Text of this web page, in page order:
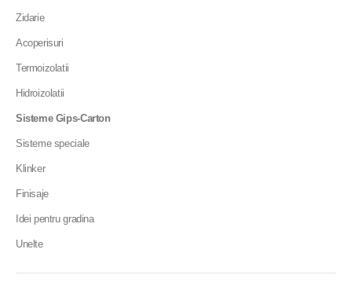
Zidarie
Acoperisuri
Termoizolatii
Hidroizolatii
Sisteme Gips-Carton
Sisteme speciale
Klinker
Finisaje
Idei pentru gradina
Unelte